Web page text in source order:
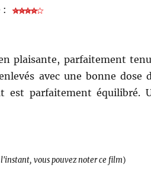
:
plaisante, parfaitement
avec une bonne
est parfaitement équilibré.
vous pouvez noter ce film)